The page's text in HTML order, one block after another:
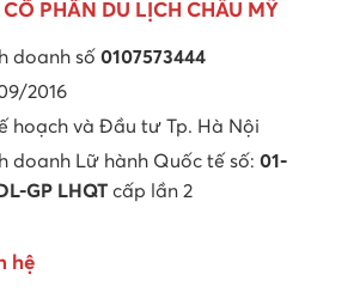
PHẦN DU LỊCH CHÂU MỸ
doanh số 0107573444
2016
hoạch và Đầu tư Tp. Hà Nội
doanh Lữ hành Quốc tế số: 01-
GP LHQT cấp lần 2
hệ